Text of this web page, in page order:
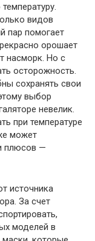
видов
пар помогает
орошает
насморк. Но с
осторожность.
сохранять свои
выбор
невелик.
при температуре
может
плюсов —
источника
За счет
моделей в